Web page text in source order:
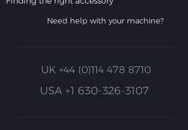
Need help with your machine?
UK +44 (0)114 478 8710
USA +1 630-326-3107